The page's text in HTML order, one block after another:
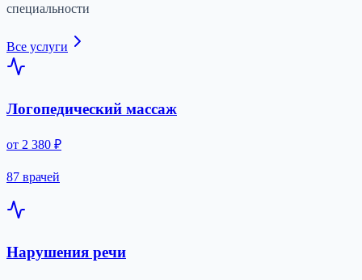
специальности
Все услуги
Логопедический массаж
от 2 380 ₽
87 врачей
Нарушения речи